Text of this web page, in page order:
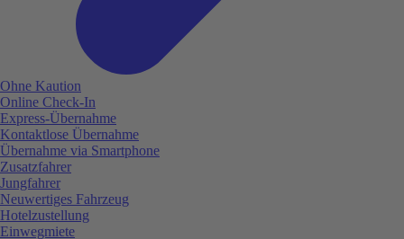
Ohne Kaution
Online Check-In
Express-Übernahme
Kontaktlose Übernahme
Übernahme via Smartphone
Zusatzfahrer
Jungfahrer
Neuwertiges Fahrzeug
Hotelzustellung
Einwegmiete